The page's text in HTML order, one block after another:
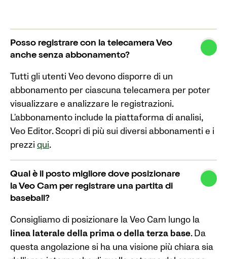
Posso registrare con la telecamera Veo
anche senza abbonamento?
Tutti gli utenti Veo devono disporre di un
abbonamento per ciascuna telecamera per poter
visualizzare e analizzare le registrazioni.
L'abbonamento include la piattaforma di analisi,
Veo Editor. Scopri di più sui diversi abbonamenti e i
prezzi qui.
Qual è il posto migliore dove posizionare
la Veo Cam per registrare una partita di
baseball?
Consigliamo di posizionare la Veo Cam lungo la
linea laterale della prima o della terza base. Da
questa angolazione si ha una visione più chiara sia